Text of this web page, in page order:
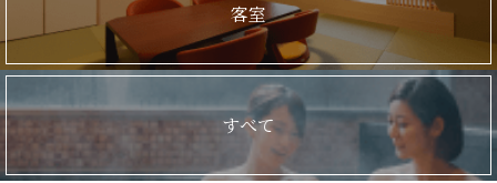
客室
すべて